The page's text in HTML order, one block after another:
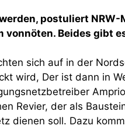
postuliert
vonnöten. Beides gibt
sich auf in der
wird, Der ist dann in
Revier, der als
dienen soll. Dazu